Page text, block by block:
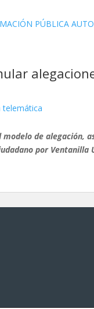
PÚBLICA
telemática
de alegación,
por Ventanilla